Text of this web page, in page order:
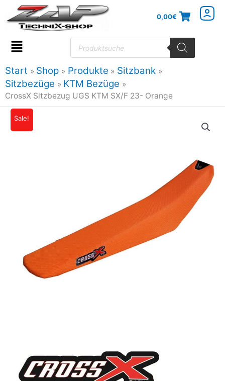
Inhalt
springen
0,00€
Flyout
Menu
Products
search
Start Shop Produkte
Sitzbank
Sitzbezüge
KTM Bezüge
CrossX Sitzbezug UGS KTM SX/F 23- Orange
Sale!
Aktueller
38,65€.